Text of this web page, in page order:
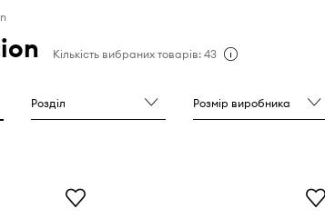
Кількість вибраних товарів: 43
Розділ Розмір виробника